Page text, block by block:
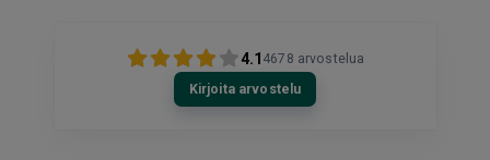
4.1 4678 arvostelua
Kirjoita arvostelu